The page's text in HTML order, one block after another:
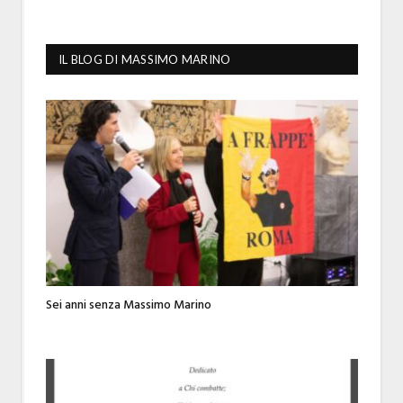
IL BLOG DI MASSIMO MARINO
Sei anni senza Massimo Marino